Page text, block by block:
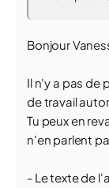
Bonjour
Il n'y a pas de
de travail
Tu peux en
n'en parlent
- Le texte de